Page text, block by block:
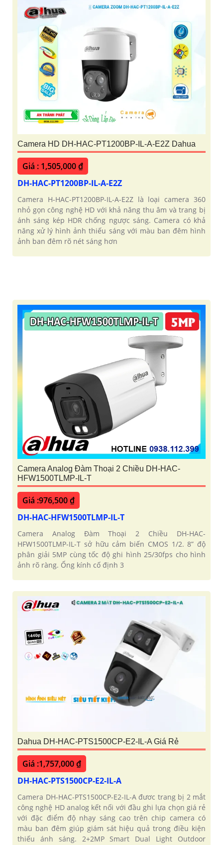
Camera HD DH-HAC-PT1200BP-IL-A-E2Z Dahua
Giá : 1,505,000 ₫
DH-HAC-PT1200BP-IL-A-E2Z
Camera H-HAC-PT1200BP-IL-A-E2Z là loại camera 360
nhỏ gọn công nghệ HD với khả năng thu âm và trang bị
ánh sáng kép HDR chống ngược sáng. Camera có khả
năng xử lý hình ảnh thiếu sáng với màu ban đêm hình
ảnh ban đêm rõ nét sáng hơn
Camera Analog Đàm Thoại 2 Chiều DH-HAC-
HFW1500TLMP-IL-T
Giá :976,500 ₫
DH-HAC-HFW1500TLMP-IL-T
Camera Analog Đàm Thoại 2 Chiều DH-HAC-
HFW1500TLMP-IL-T sở hữu cảm biến CMOS 1/2. 8” độ
phân giải 5MP cùng tốc độ ghi hình 25/30fps cho hình
ảnh rõ ràng. Ống kính cố định 3
Dahua DH-HAC-PTS1500CP-E2-IL-A Giá Rẻ
Giá :1,757,000 ₫
DH-HAC-PTS1500CP-E2-IL-A
Camera DH-HAC-PTS1500CP-E2-IL-A đươc trang bị 2 mắt
công nghệ HD analog kết nối với đầu ghi lựa chọn giá rẻ
với đặc điểm độ nhạy sáng cao trên chip camera có
màu ban đêm giúp giám sát hiệu quả trong điều kiện
thiếu ánh sáng. 2+2MP Smart Dual Light Outdoor